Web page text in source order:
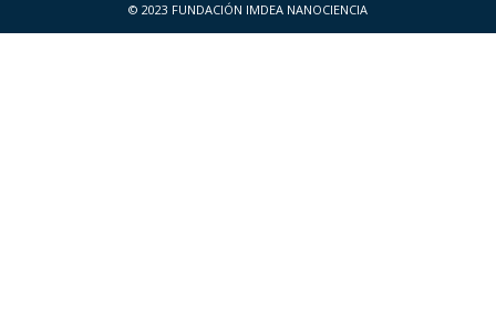
© 2023 FUNDACIÓN IMDEA NANOCIENCIA